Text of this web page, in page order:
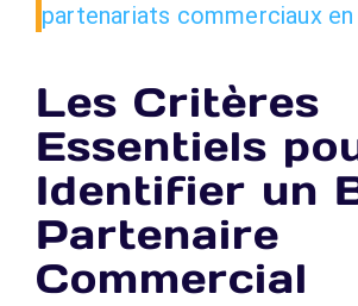
partenariats commerciaux
Les Critères
Essentiels
Identifier un
Partenaire
Commercial